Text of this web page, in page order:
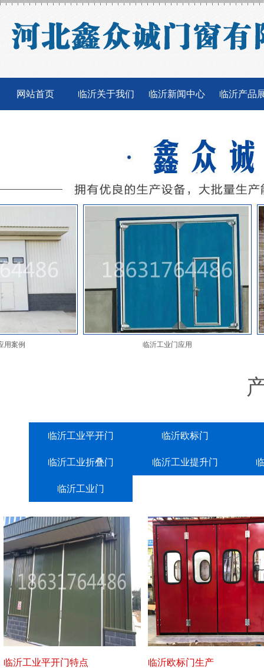
网站首页 临沂关于我们 临沂新闻中心 临沂产品
临沂工业门应用
临沂工业平开门 临沂欧标门
临沂工业折叠门 临沂工业提升门
临沂工业门
临沂工业平开门特点 临沂欧标门生产